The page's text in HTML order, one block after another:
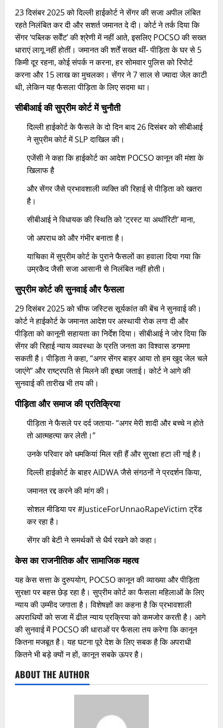
23 दिसंबर 2025 को दिल्ली हाईकोर्ट ने सेंगर की सजा अपील लंबित
रहते निलंबित कर दी और सशर्त जमानत दे दी। कोर्ट ने तर्क दिया कि
सेंगर ‘पब्लिक सर्वेंट’ की श्रेणी में नहीं आते, इसलिए POCSO की सख्त
धाराएं लागू नहीं होतीं। जमानत की शर्तें सख्त थीं- पीड़िता के घर से 5
किमी दूर रहना, कोई संपर्क न करना, हर सोमवार पुलिस को रिपोर्ट
करना और 15 लाख का मुचलका। सेंगर ने 7 साल से ज्यादा जेल काटी
थी, लेकिन यह फैसला पीड़िता के लिए सदमा था।
सीबीआई की सुप्रीम कोर्ट में चुनौती
दिल्ली हाईकोर्ट के फैसले के दो दिन बाद 26 दिसंबर को सीबीआई
ने सुप्रीम कोर्ट में SLP दाखिल की।
एजेंसी ने कहा कि हाईकोर्ट का आदेश POCSO कानून की मंशा के
खिलाफ है
और सेंगर जैसे प्रभावशाली व्यक्ति की रिहाई से पीड़िता को खतरा
है।
सीबीआई ने विधायक की स्थिति को ‘ट्रस्ट या अथॉरिटी’ माना,
जो अपराध को और गंभीर बनाता है।
याचिका में सुप्रीम कोर्ट के पुराने फैसलों का हवाला दिया गया कि
उम्रकैद जैसी सजा आसानी से निलंबित नहीं होती।​
सुप्रीम कोर्ट की सुनवाई और फैसला
29 दिसंबर 2025 को चीफ जस्टिस सूर्यकांत की बेंच ने सुनवाई की।
कोर्ट ने हाईकोर्ट के जमानत आदेश पर अस्थायी रोक लगा दी और
पीड़िता को कानूनी सहायता का निर्देश दिया। सीबीआई ने जोर दिया कि
सेंगर की रिहाई न्याय व्यवस्था के प्रति जनता का विश्वास डगमगा
सकती है। पीड़िता ने कहा, “अगर सेंगर बाहर आया तो हम खुद जेल चले
जाएंगे” और राष्ट्रपति से मिलने की इच्छा जताई। कोर्ट ने आगे की
सुनवाई की तारीख भी तय की।​
पीड़िता और समाज की प्रतिक्रिया
पीड़िता ने फैसले पर दर्द जताया- “अगर मेरी शादी और बच्चे न होते
तो आत्महत्या कर लेती।”
उनके परिवार को धमकियां मिल रही हैं और सुरक्षा हटा ली गई है।
दिल्ली हाईकोर्ट के बाहर AIDWA जैसे संगठनों ने प्रदर्शन किया,
जमानत रद्द करने की मांग की।
सोशल मीडिया पर #JusticeForUnnaoRapeVictim ट्रेंड
कर रहा है।
सेंगर की बेटी ने समर्थकों से धैर्य रखने को कहा।
केस का राजनीतिक और सामाजिक महत्व
यह केस सत्ता के दुरुपयोग, POCSO कानून की व्याख्या और पीड़िता
सुरक्षा पर बहस छेड़ रहा है। सुप्रीम कोर्ट का फैसला महिलाओं के लिए
न्याय की उम्मीद जगाता है। विशेषज्ञों का कहना है कि प्रभावशाली
अपराधियों को सजा में ढील न्याय प्रक्रिया को कमजोर करती है। आगे
की सुनवाई में POCSO की धाराओं पर फैसला तय करेगा कि कानून
कितना मजबूत है। यह घटना पूरे देश के लिए सबक है कि अपराधी
कितने भी बड़े क्यों न हों, कानून सबके ऊपर है।
ABOUT THE AUTHOR